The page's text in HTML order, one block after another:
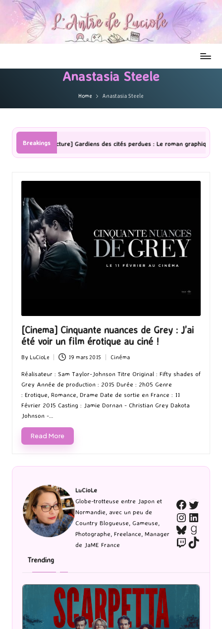
Anastasia Steele
Home Anastasia Steele
Breakings
[Lecture] Gardiens des cités perdues : Le roman graphique Tome 1
[Cinema] Cinquante nuances de Grey : J’ai
été voir un film érotique au ciné !
Posted
by
By LuCioLe 19 mars 2015
Posted
Cinéma
Réalisateur : Sam Taylor-Johnson Titre Original : Fifty shades of
Grey Année de production : 2015 Durée : 2h05 Genre
: Erotique, Romance, Drame Date de sortie en France : 11
Février 2015 Casting : Jamie Dornan - Christian Grey Dakota
Johnson -…
Read More
LuCioLe
Globe-trotteuse entre Japon et
Normandie, avec un peu de
Country Blogueuse, Gameuse,
Photographe, Freelance, Manager
de JaME France
Bluesky
TwitchTikTok
Trending